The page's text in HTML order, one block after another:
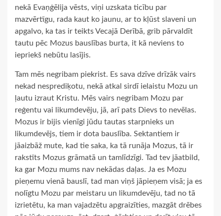
nekā Evaņģēlija vēsts, viņi uzskata ticību par
mazvērtīgu, rada kaut ko jaunu, ar to kļūst slaveni un
apgalvo, ka tas ir teikts Vecajā Derībā, grib pārvaldīt
tautu pēc Mozus bauslības burta, it kā neviens to
iepriekš nebūtu lasījis.
Tam mēs negribam piekrist. Es sava dzīve drīzāk vairs
nekad nesprediķotu, nekā atkal sirdī ielaistu Mozu un
ļautu izraut Kristu. Mēs vairs negribam Mozu par
reģentu vai likumdevēju, jā, arī pats Dievs to nevēlas.
Mozus ir bijis vienīgi jūdu tautas starpnieks un
likumdevējs, tiem ir dota bauslība. Sektantiem ir
jāaizbāž mute, kad tie saka, ka tā runāja Mozus, tā ir
rakstīts Mozus grāmatā un tamlīdzīgi. Tad tev jāatbild,
ka gar Mozu mums nav nekādas daļas. Ja es Mozu
pieņemu vienā bauslī, tad man viņš jāpieņem visā; ja es
nolīgtu Mozu par meistaru un likumdevēju, tad no tā
izrietētu, ka man vajadzētu apgraizīties, mazgāt drēbes